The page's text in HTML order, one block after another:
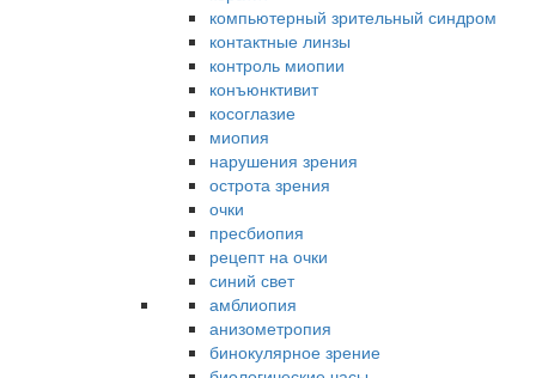
компьютерный зрительный синдром
контактные линзы
контроль миопии
конъюнктивит
косоглазие
миопия
нарушения зрения
острота зрения
очки
пресбиопия
рецепт на очки
синий свет
амблиопия
анизометропия
бинокулярное зрение